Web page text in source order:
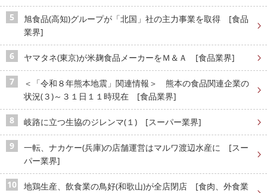
旭食品(高知)グループが「北国」社の主力事業を取得 [食品
業界]
ヤマタネ(東京)が米麹食品メーカーをＭ＆Ａ [食品業界]
＜「令和８年熊本地震」関連情報＞ 熊本の食品関連企業の
状況(３)～３１日１１時現在 [食品業界]
岐路に立つ生協のジレンマ(１) [スーパー業界]
一転、ナカケー(兵庫)の店舗運営はマルワ渡辺水産に [スー
パー業界]
地鶏生産、飲食業の鳥好(和歌山)が全店閉店 [食肉、外食業